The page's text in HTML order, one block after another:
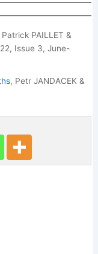
Patrick PAILLET &
Issue 3, June-
, Petr JANDACEK &